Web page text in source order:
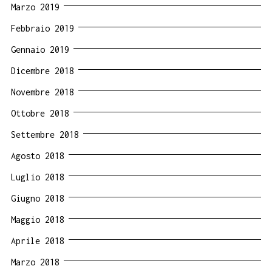
Marzo 2019
Febbraio 2019
Gennaio 2019
Dicembre 2018
Novembre 2018
Ottobre 2018
Settembre 2018
Agosto 2018
Luglio 2018
Giugno 2018
Maggio 2018
Aprile 2018
Marzo 2018